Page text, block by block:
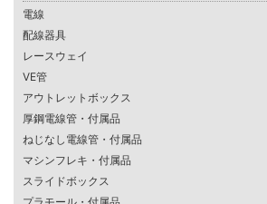
電線
配線器具
レースウェイ
VE管
アウトレットボックス
厚鋼電線管・付属品
ねじなし電線管・付属品
マシンフレキ・付属品
スライドボックス